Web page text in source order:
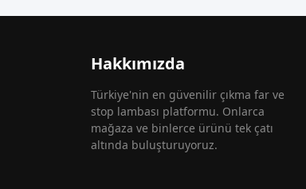
Hakkımızda
Türkiye'nin en güvenilir çıkma far ve
stop lambası platformu. Onlarca
mağaza ve binlerce ürünü tek çatı
altında buluşturuyoruz.